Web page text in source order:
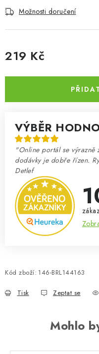
Možnosti doručení
219 Kč
VÝBĚR
"Online portál se výrazně
dodávky je dobře řízen.
Detlef
Kód zboží: 146-BRL144163
Tisk Zeptat se
Mohlo